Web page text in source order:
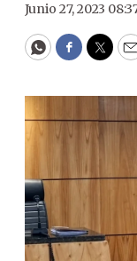
Junio 27, 2023
WhatsApp